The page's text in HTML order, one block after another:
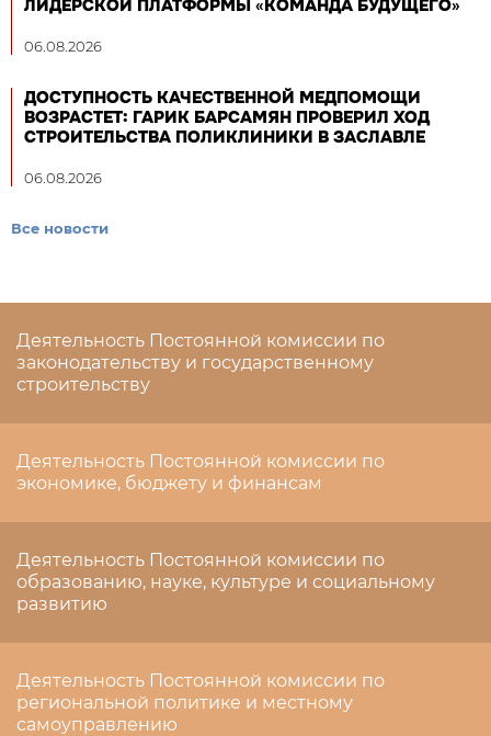
ЛИДЕРСКОЙ ПЛАТФОРМЫ «КОМАНДА БУДУЩЕГО»
06.08.2026
ДОСТУПНОСТЬ КАЧЕСТВЕННОЙ МЕДПОМОЩИ
ВОЗРАСТЕТ: ГАРИК БАРСАМЯН ПРОВЕРИЛ ХОД
СТРОИТЕЛЬСТВА ПОЛИКЛИНИКИ В ЗАСЛАВЛЕ
06.08.2026
Все новости
Деятельность Постоянной комиссии по
законодательству и государственному
строительству
Деятельность Постоянной комиссии по
экономике, бюджету и финансам
Деятельность Постоянной комиссии по
образованию, науке, культуре и социальному
развитию
Деятельность Постоянной комиссии по
региональной политике и местному
самоуправлению